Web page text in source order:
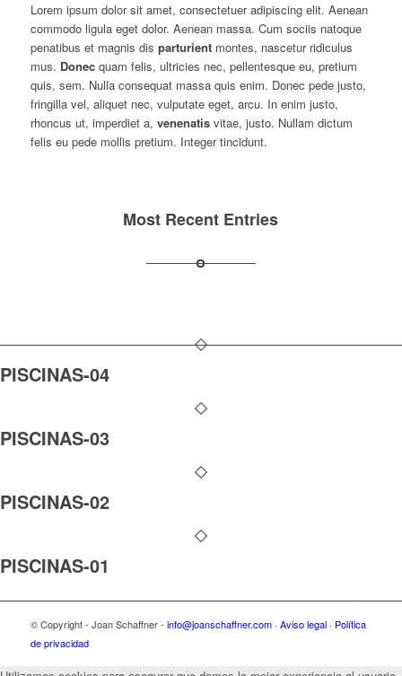
Lorem ipsum dolor sit amet, consectetuer adipiscing elit. Aenean
commodo ligula eget dolor. Aenean massa. Cum sociis natoque
penatibus et magnis dis parturientmontes, nascetur ridiculus
mus. Donecquam felis, ultricies nec, pellentesque eu, pretium
quis, sem. Nulla consequat massa quis enim. Donec pede justo,
fringilla vel, aliquet nec, vulputate eget, arcu. In enim justo,
rhoncus ut, imperdiet a, venenatisvitae, justo. Nullam dictum
felis eu pede mollis pretium. Integer tincidunt.
Most Recent Entries
PISCINAS-04
PISCINAS-03
PISCINAS-02
PISCINAS-01
© Copyright - Joan Schaffner - info@joanschaffner.com · Aviso legal· Política
de privacidad